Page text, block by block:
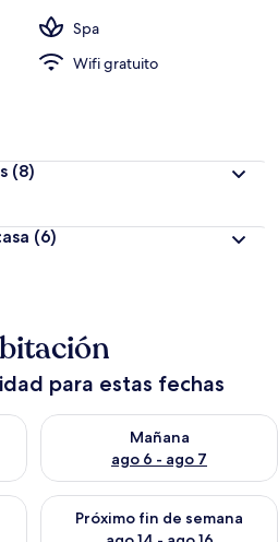
Spa
Wifi gratuito
(8)
(6)
para estas fechas
hoy ago 5 - ago 6
Mañana
ago 6 - ago 7
Consulta la disponibilidad
este fin de semana ago 7 -
Próximo fin de semana
Consulta la disponibilidad